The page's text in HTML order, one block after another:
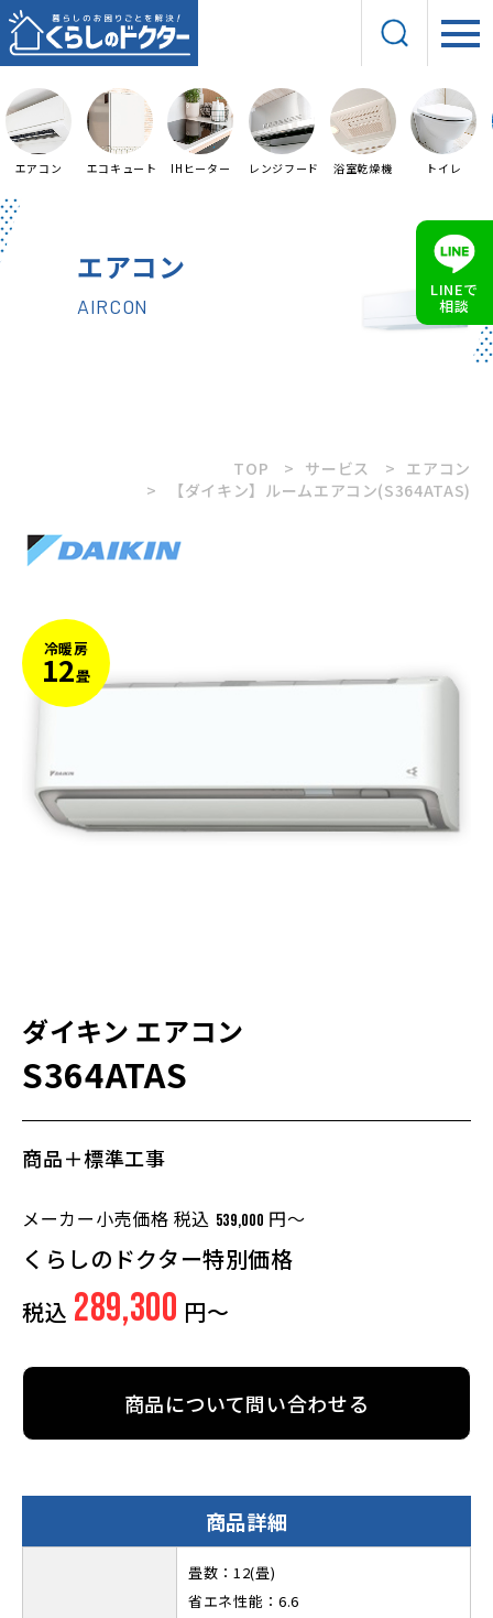
エアコン エコキュート IHヒーター レンジフード 浴室乾燥機 トイレ
エアコン
AIRCON
TOP サービス
エアコン
【ダイキン】ルームエアコン(S364ATAS)
冷暖房
12畳
ダイキン エアコン
S364ATAS
商品＋標準工事
メーカー小売価格 税込 539,000 円～
くらしのドクター特別価格
税込 289,300 円～
商品について問い合わせる
商品詳細
畳数：12(畳)
省エネ性能：6.6
LINEで
相談